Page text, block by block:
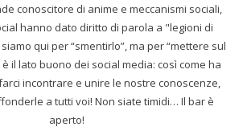
conoscitore di anime e meccanismi sociali,
hanno dato diritto di parola a "legioni di
qui per “smentirlo”, ma per “mettere sul
il lato buono dei social media: così come ha
incontrare e unire le nostre conoscenze,
a tutti voi! Non siate timidi… Il bar è
aperto!